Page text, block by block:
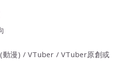
動漫) / VTuber / VTuber原創或